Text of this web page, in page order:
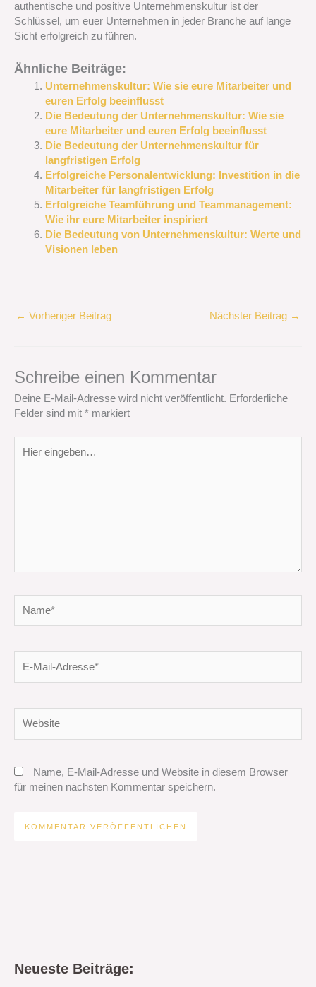
authentische und positive Unternehmenskultur ist der
Schlüssel, um euer Unternehmen in jeder Branche auf lange
Sicht erfolgreich zu führen.
Ähnliche Beiträge:
Unternehmenskultur: Wie sie eure Mitarbeiter und
euren Erfolg beeinflusst
Die Bedeutung der Unternehmenskultur: Wie sie
eure Mitarbeiter und euren Erfolg beeinflusst
Die Bedeutung der Unternehmenskultur für
langfristigen Erfolg
Erfolgreiche Personalentwicklung: Investition in die
Mitarbeiter für langfristigen Erfolg
Erfolgreiche Teamführung und Teammanagement:
Wie ihr eure Mitarbeiter inspiriert
Die Bedeutung von Unternehmenskultur: Werte und
Visionen leben
← Vorheriger Beitrag Nächster Beitrag →
Schreibe einen Kommentar
Deine E-Mail-Adresse wird nicht veröffentlicht. Erforderliche
Felder sind mit * markiert
eingeben…
Mail-
Name, E-Mail-Adresse und Website in diesem Browser
für meinen nächsten Kommentar speichern.
Neueste Beiträge: